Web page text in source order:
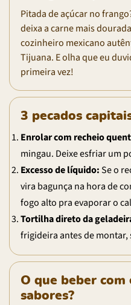
Pitada de açúcar no
deixa a carne mais
cozinheiro mexicano
Tijuana. E olha que eu
primeira vez!
3 pecados
Enrolar com recheio
mingau. Deixe esfriar um
Excesso de líquido:Se o
vira bagunça na hora de
fogo alto pra evaporar o
Tortilha direto da
frigideira antes de montar,
O que beber com
sabores?